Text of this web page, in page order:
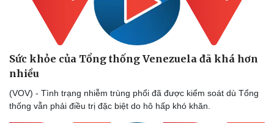
Thể thao
Lịch thi đấu bóng đá
Thế giới thể thao
Xe máy
Tư vấn
Sức khỏe của Tổng thống Venezuela đã khá hơn
nhiều
(VOV) - Tình trạng nhiễm trùng phổi đã được kiểm soát dù Tổng
thống vẫn phải điều trị đặc biệt do hô hấp khó khăn.